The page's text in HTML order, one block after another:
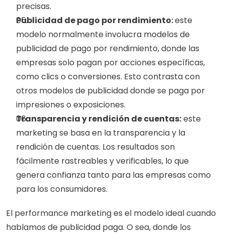
precisas.
Publicidad de pago por rendimiento: este
modelo normalmente involucra modelos de
publicidad de pago por rendimiento, donde las
empresas solo pagan por acciones específicas,
como clics o conversiones. Esto contrasta con
otros modelos de publicidad donde se paga por
impresiones o exposiciones.
Transparencia y rendición de cuentas: este
marketing se basa en la transparencia y la
rendición de cuentas. Los resultados son
fácilmente rastreables y verificables, lo que
genera confianza tanto para las empresas como
para los consumidores.
El performance marketing es el modelo ideal cuando
hablamos de publicidad paga. O sea, donde los